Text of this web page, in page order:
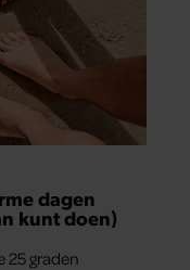
dagen
kunt doen)
25 graden